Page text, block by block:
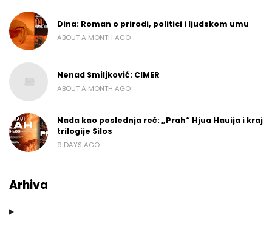
Dina: Roman o prirodi, politici i ljudskom umu
ABOUT A MONTH AGO
Nenad Smiljković: CIMER
ABOUT A MONTH AGO
Nada kao poslednja reč: „Prah“ Hjua Hauija i kraj
trilogije Silos
9 DAYS AGO
Arhiva